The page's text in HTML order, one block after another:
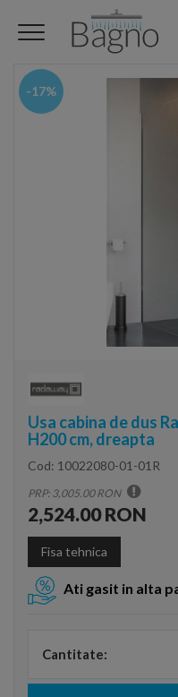
-17%
Usa cabina de dus
H200 cm, dreapta
Cod: 10022080-01-01R
PRP: 3,005.00 RON
2,524.00 RON
Fisa tehnica
Ati gasit in alta
Cantitate: